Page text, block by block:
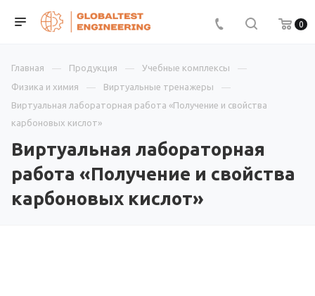
0
Главная Продукция
Учебные комплексы
Физика и химия
Виртуальные тренажеры
Виртуальная лабораторная работа «Получение и свойства
карбоновых кислот»
Виртуальная лабораторная
работа «Получение и свойства
карбоновых кислот»